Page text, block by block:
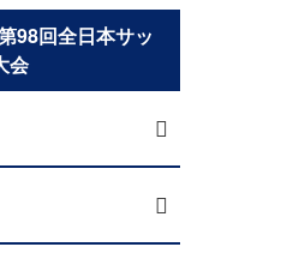
98回全日本サッ
会